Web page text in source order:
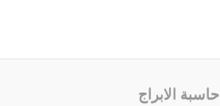
حاسبة الابراج